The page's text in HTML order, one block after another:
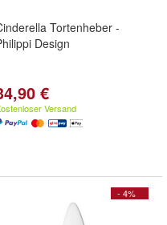
Tortenheber -
Design
€
Versand
- 4%